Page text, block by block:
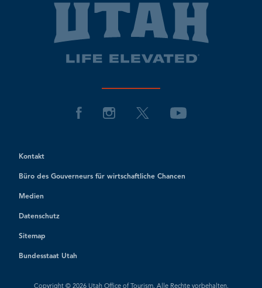
Kontakt
Büro des Gouverneurs für wirtschaftliche Chancen
Medien
Datenschutz
Sitemap
Bundesstaat Utah
Copyright © 2026 Utah Office of Tourism. Alle Rechte vorbehalten.